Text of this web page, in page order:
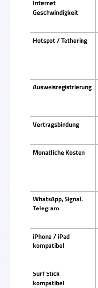
Internet
Geschwindigkeit
Hotspot / Tethering
Ausweisregistrierung
Vertragsbindung
Monatliche Kosten
WhatsApp, Signal,
Telegram
iPhone / iPad
kompatibel
Surf Stick
kompatibel